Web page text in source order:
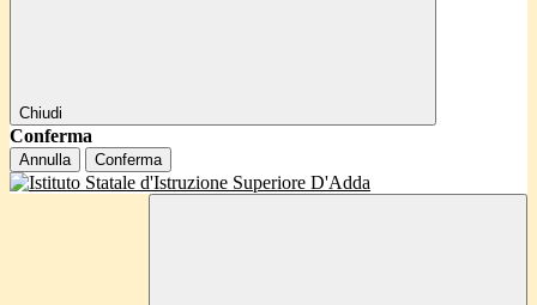
Chiudi
Conferma
Annulla Conferma